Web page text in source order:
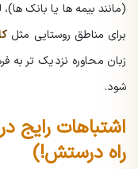
(مانند بیمه ها یا بانک
برای مناطق روستایی مثل
زبان محاوره نزدیک تر به
شود.
اشتباهات رایج
راه درستش!)